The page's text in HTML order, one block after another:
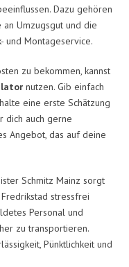
Dazu gehören
Umzugsgut und die
und Montageservice.
zu bekommen, kannst
nutzen. Gib einfach
eine erste Schätzung
dich auch gerne
Angebot, das auf deine
Schmitz Mainz sorgt
stressfrei
Personal und
zu transportieren.
Pünktlichkeit und